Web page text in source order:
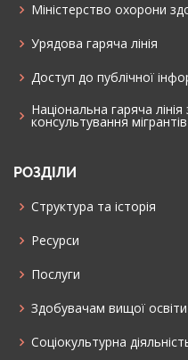
Міністерство охорони
Урядова гаряча лінія
Доступ до публічної
Національна гаряча
консультування мiгрантiв
РОЗДІЛИ
Структура та історія
Ресурси
Послуги
Здобувачам вищої
Соціокультурна